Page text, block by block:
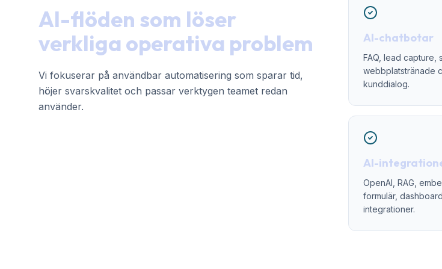
AI-flöden som löser
verkliga operativa problem
Vi fokuserar på användbar automatisering som sparar tid,
höjer svarskvalitet och passar verktygen teamet redan
använder.
AI-chatbotar
FAQ, lead capture,
webbplatstränade
kunddialog.
AI-
OpenAI, RAG,
formulär,
integrationer.